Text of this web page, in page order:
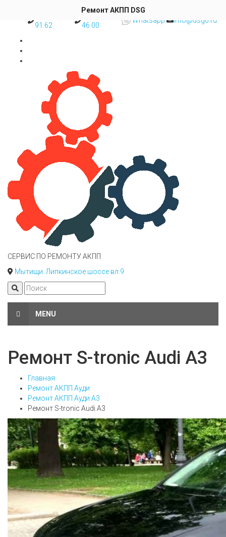
91 62
8 (977) 493
46 00
Whatsapp info@dsg6.ru
СЕРВИС ПО РЕМОНТУ АКПП
Мытищи. Липкинское шоссе вл.9
MENU
Ремонт S-tronic Audi A3
Главная
Ремонт АКПП Ауди
Ремонт АКПП Ауди А3
Ремонт S-tronic Audi A3
Ремонт АКПП DSG